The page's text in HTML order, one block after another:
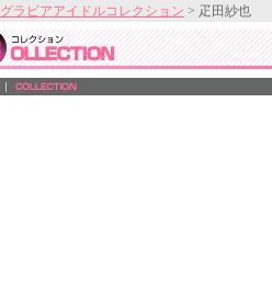
グラビアアイドルコレクション > 疋田紗也